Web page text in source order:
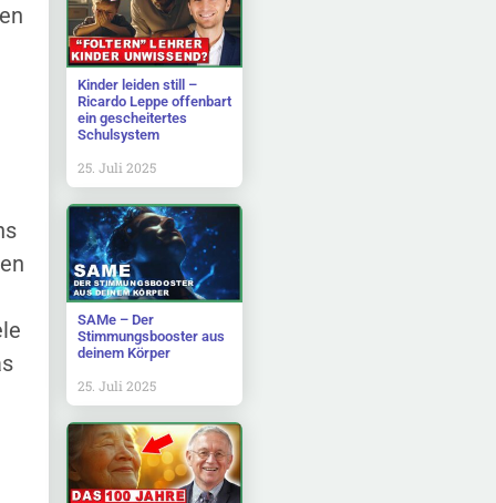
Kinder leiden still –
Ricardo Leppe offenbart
ein gescheitertes
Schulsystem
25. Juli 2025
SAMe – Der
Stimmungsbooster aus
deinem Körper
25. Juli 2025